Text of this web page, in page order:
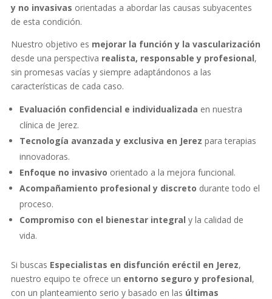
y no invasivas orientadas a abordar las causas subyacentes
de esta condición.
Nuestro objetivo es mejorar la función y la vascularización
desde una perspectiva realista, responsable y profesional,
sin promesas vacías y siempre adaptándonos a las
características de cada caso.
Evaluación confidencial e individualizada en nuestra
clínica de Jerez.
Tecnología avanzada y exclusiva en Jerez para terapias
innovadoras.
Enfoque no invasivo orientado a la mejora funcional.
Acompañamiento profesional y discreto durante todo el
proceso.
Compromiso con el bienestar integral y la calidad de
vida.
Si buscas Especialistas en disfunción eréctil en Jerez,
nuestro equipo te ofrece un entorno seguro y profesional,
con un planteamiento serio y basado en las últimas